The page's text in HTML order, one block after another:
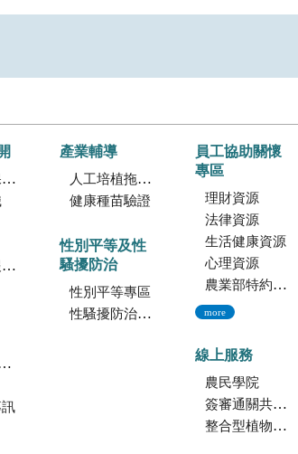
產業輔導
人工培植拖鞋蘭
健康種苗驗證
性別平等及性
騷擾防治
性別平等專區
性騷擾防治專區
員工協助關懷
專區
理財資源
法律資源
生活健康資源
心理資源
農業部特約員工協助方案諮詢服務
more
線上服務
農民學院
簽審通關共同作業平台
整合型植物種苗檢測服務多元平台